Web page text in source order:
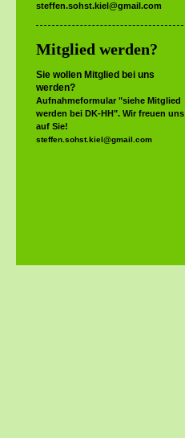
steffen.sohst.kiel@gmail.com
Mitglied werden?
Sie wollen Mitglied bei uns
werden?
Aufnahmeformular "siehe Mitglied
werden bei DK-HH". Wir freuen uns
auf Sie!
steffen.sohst.kiel@gmail.com